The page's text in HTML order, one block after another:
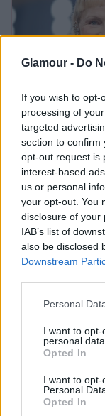
Glamour - Do
If you wish to
processing of
targeted
section to confirm
opt-out request is
interest-based
us or personal
your opt-out. You
disclosure of your
IAB’s list of
also be disclosed
Downstream
Please note that
not limited to
grant or deny
use your data for
consent section.
Personal
I want to
personal data.
Opted In
I want to
Personal
Opted In
Pamela
hajjal
akárki ez
Nem
Az esemény